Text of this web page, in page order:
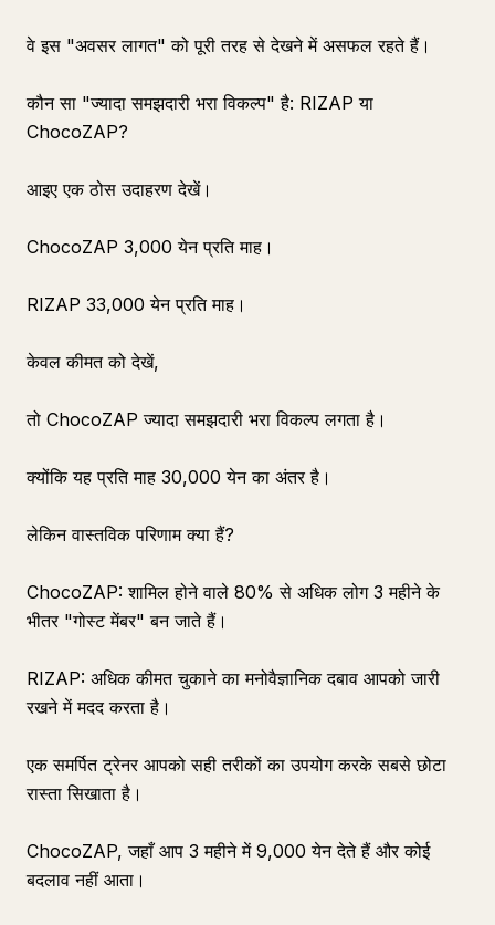
वे इस "अवसर लागत" को पूरी तरह से देखने में असफल रहते हैं।
कौन सा "ज्यादा समझदारी भरा विकल्प" है: RIZAP या
ChocoZAP?
आइए एक ठोस उदाहरण देखें।
ChocoZAP 3,000 येन प्रति माह।
RIZAP 33,000 येन प्रति माह।
केवल कीमत को देखें,
तो ChocoZAP ज्यादा समझदारी भरा विकल्प लगता है।
क्योंकि यह प्रति माह 30,000 येन का अंतर है।
लेकिन वास्तविक परिणाम क्या हैं?
ChocoZAP: शामिल होने वाले 80% से अधिक लोग 3 महीने के
भीतर "गोस्ट मेंबर" बन जाते हैं।
RIZAP: अधिक कीमत चुकाने का मनोवैज्ञानिक दबाव आपको जारी
रखने में मदद करता है।
एक समर्पित ट्रेनर आपको सही तरीकों का उपयोग करके सबसे छोटा
रास्ता सिखाता है।
ChocoZAP, जहाँ आप 3 महीने में 9,000 येन देते हैं और कोई
बदलाव नहीं आता।